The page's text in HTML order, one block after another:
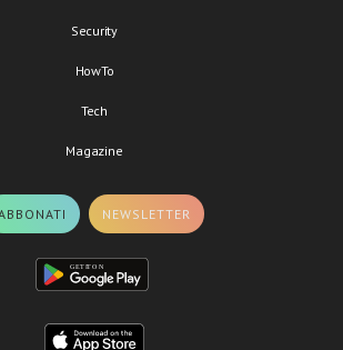
Security
HowTo
Tech
Magazine
NEWSLETTER